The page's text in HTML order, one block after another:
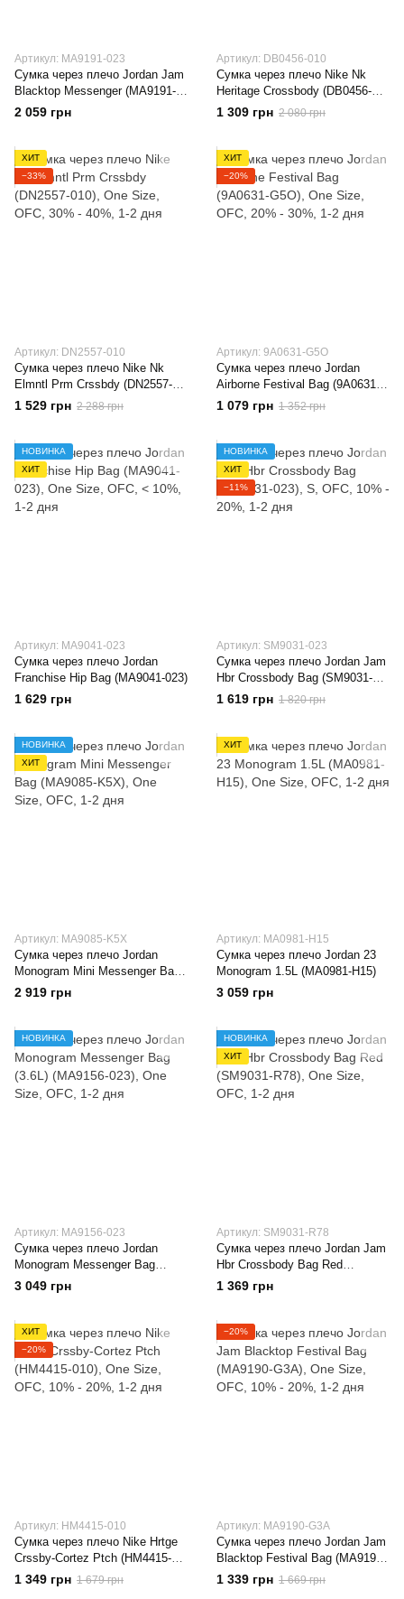
Артикул: MA9191-023
Сумка через плечо Jordan Jam
Blacktop Messenger (MA9191-
023)
2 059 грн
Артикул: DB0456-010
Сумка через плечо Nike Nk
Heritage Crossbody (DB0456-
010)
1 309 грн 2 080 грн
ХИТ
−33%
Артикул: DN2557-010
Сумка через плечо Nike Nk
Elmntl Prm Crssbdy (DN2557-
010)
1 529 грн 2 288 грн
ХИТ
−20%
Артикул: 9A0631-G5O
Сумка через плечо Jordan
Airborne Festival Bag (9A0631-
G5O)
1 079 грн 1 352 грн
НОВИНКА
ХИТ
Артикул: MA9041-023
Сумка через плечо Jordan
Franchise Hip Bag (MA9041-023)
1 629 грн
НОВИНКА
ХИТ
−11%
Артикул: SM9031-023
Сумка через плечо Jordan Jam
Hbr Crossbody Bag (SM9031-
023)
1 619 грн 1 820 грн
НОВИНКА
ХИТ
Артикул: MA9085-K5X
Сумка через плечо Jordan
Monogram Mini Messenger Bag
(MA9085-K5X)
2 919 грн
ХИТ
Артикул: MA0981-H15
Сумка через плечо Jordan 23
Monogram 1.5L (MA0981-H15)
3 059 грн
НОВИНКА
Артикул: MA9156-023
Сумка через плечо Jordan
Monogram Messenger Bag
(3.6L) (MA9156-023)
3 049 грн
НОВИНКА
ХИТ
Артикул: SM9031-R78
Сумка через плечо Jordan Jam
Hbr Crossbody Bag Red
(SM9031-R78)
1 369 грн
ХИТ
−20%
Артикул: HM4415-010
Сумка через плечо Nike Hrtge
Crssby-Cortez Ptch (HM4415-
010)
1 349 грн 1 679 грн
−20%
Артикул: MA9190-G3A
Сумка через плечо Jordan Jam
Blacktop Festival Bag (MA9190-
G3A)
1 339 грн 1 669 грн